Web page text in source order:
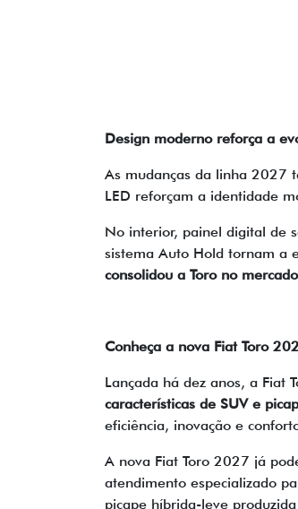
Design moderno reforça a
As mudanças da linha 2027
LED reforçam a identidade
No interior, painel digital de
sistema Auto Hold tornam a
consolidou a Toro no mercado
Conheça a nova Fiat Toro
Lançada há dez anos, a Fiat
características de SUV e
eficiência, inovação e
A nova Fiat Toro 2027 já
atendimento especializado
picape híbrida-leve